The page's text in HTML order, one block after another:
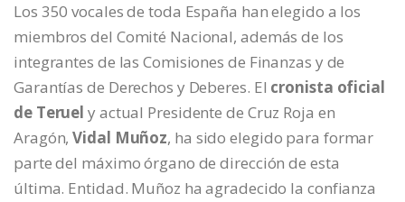
Los 350 vocales de toda España han elegido a los
miembros del Comité Nacional, además de los
integrantes de las Comisiones de Finanzas y de
Garantías de Derechos y Deberes. El cronista oficial
de Teruel y actual Presidente de Cruz Roja en
Aragón,Vidal Muñoz, ha sido elegido para formar
parte del máximo órgano de dirección de esta
última. Entidad. Muñoz ha agradecido la confianza